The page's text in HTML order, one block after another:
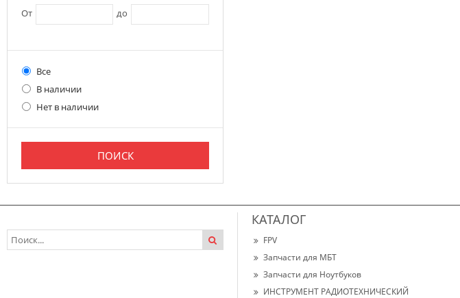
От до
Все
В наличии
Нет в наличии
КАТАЛОГ
FPV
Запчасти для МБТ
Запчасти для Ноутбуков
ИНСТРУМЕНТ РАДИОТЕХНИЧЕСКИЙ